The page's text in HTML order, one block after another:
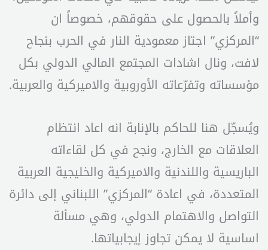
وأملاً بالحصول على حقوقهم، خصوصاً ان
“المركزي” اجتاز معمودية النار في الحرب بنجاح
لافت، ونال اشادات المجتمع المالي الدولي بكل
مؤسساته وتفرّعاته الأوروبية والاميركية والعربية.
ويُسجّل هنا للحاكم بالإنابة انه اعاد انتظام
العلاقات مع الخارج، ونجح في كل لقاءاته
الباريسية واللندنية والاميركية والخليجية العربية
المتعددة، في اعادة “المركزي” اللبناني إلى دائرة
التواصل والاهتمام الدولي، وهي مسألة
اساسية لا يمكن تجاوز إيجابياتها.